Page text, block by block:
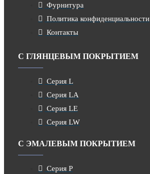
Фурнитура
Политика конфиденциальности
Контакты
С ГЛЯНЦЕВЫМ ПОКРЫТИЕМ
Серия L
Серия LA
Серия LE
Серия LW
С ЭМАЛЕВЫМ ПОКРЫТИЕМ
Серия P